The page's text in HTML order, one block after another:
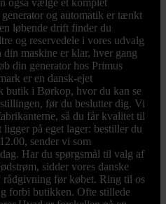
også vælge et komplet
og automatik er tænkt
løbende drift finder du
og reservedele i vores udvalg
din maskine er klar, hver gang
din generator hos Primus
er en dansk-ejet
butik i Børkop, hvor du kan se
før du beslutter dig. Vi
så du får kvalitet til
på eget lager: bestiller du
sender vi som
Har du spørgsmål til valg af
sidder vores danske
rådgivning før købet. Ring til os
forbi butikken. Ofte stillede